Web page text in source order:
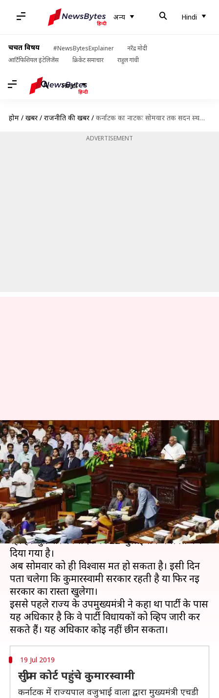
अन्य Hindi
चर्चित विषय #NewsBytesExplainer
नरेंद्र मोदी
आर्टिफिशियल इंटेलिजेंस
क्रिकेट समाचार राहुल गांधी
Hindi
होम / खबरें / राजनीति की खबरें / कर्नाटक का नाटकः सोमवार तक सदन स्थगित, राज्यपाल की दूसरी डेडलाइन भी खत्म
ADVERTISEMENT
कर्नाटक का नाटकः सोमवार तक
सदन स्थगित, राज्यपाल की दूसरी
डेडलाइन भी खत्म
लेखन मुकुल तोमर संपादन प्रमोद कुमार Jul 19, 2019 08:59 pm
क्या है खबर?
कर्नाटक में चल रहा सियासी नाटक थमने का नाम नहीं ले
रहा है। शुक्रवार को सदन को 22 जुलाई तक स्थगित कर
दिया गया है।
अब सोमवार को ही विश्वास मत हो सकता है। इसी दिन
पता चलेगा कि कुमारस्वामी सरकार रहती है या फिर नई
सरकार का रास्ता खुलेगा।
इससे पहले राज्य के उपमुख्यमंत्री ने कहा था पार्टी के पास
यह अधिकार है कि वे पार्टी विधायकों को व्हिप जारी कर
19 Jul 2019
सुप्रीम कोर्ट पहुंचे कुमारस्वामी
कर्नाटक में राज्यपाल वजुभाई वाला द्वारा मुख्यमंत्री एचडी